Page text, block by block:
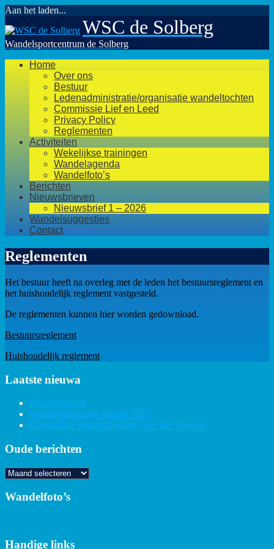
Aan het laden...
naar
de
WSC de Solberg
Wandelsportcentrum de Solberg
Home
Over ons
Bestuur
Ledenadministratie/organisatie wandeltochten
Commissie Lief en Leed
Privacy Policy
Reglementen
Activiteiten
Wekelijkse trainingen
Wandelagenda
Wandelfoto’s
Berichten
Nieuwsbrieven
Nieuwsbrief 1 – 2026
Wandelsuggesties
Contact
Reglementen
Het bestuur heeft na overleg met de leden het bestuursreglement en
het huishoudelijk reglement vastgesteld.
De reglementen kunnen hier worden gedownload.
Bestuursreglement
Huishoudelijk reglement
Laatste nieuwa
Drakentochten
Wandelvierdaagse Beesel 2026
Koninklijke onderscheiding voor Har Hensen
Oude berichten
Oude
Wandelfoto’s
Handige links